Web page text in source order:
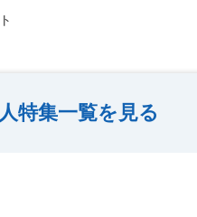
特集一覧を見る